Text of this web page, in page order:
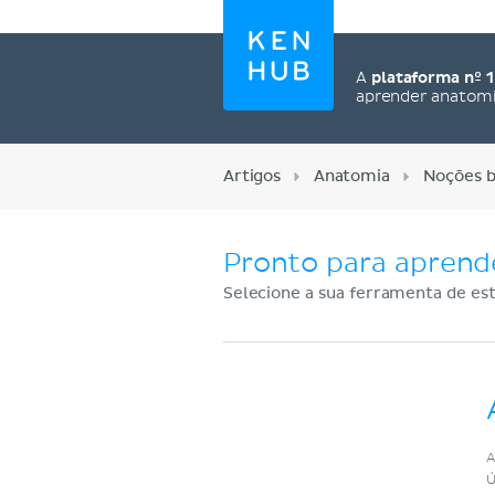
A plataforma nº 1
aprender
Artigos Anatomia Noções
Pronto para
Selecione a sua ferramenta de